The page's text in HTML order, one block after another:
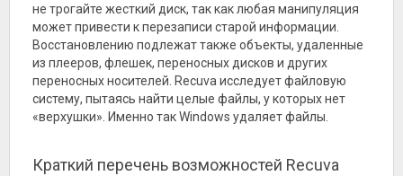
не трогайте жесткий диск, так как любая манипуляция
может привести к перезаписи старой информации.
Восстановлению подлежат также объекты, удаленные
из плееров, флешек, переносных дисков и других
переносных носителей. Recuva исследует файловую
систему, пытаясь найти целые файлы, у которых нет
«верхушки». Именно так Windows удаляет файлы.
Краткий перечень возможностей Recuva